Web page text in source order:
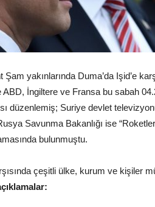
yakınlarında Duma’da Işid’e
ABD, İngiltere ve Fransa bu sabah
düzenlemiş; Suriye devlet
Savunma Bakanlığı ise
bulunmuştu.
çeşitli ülke, kurum ve kişiler